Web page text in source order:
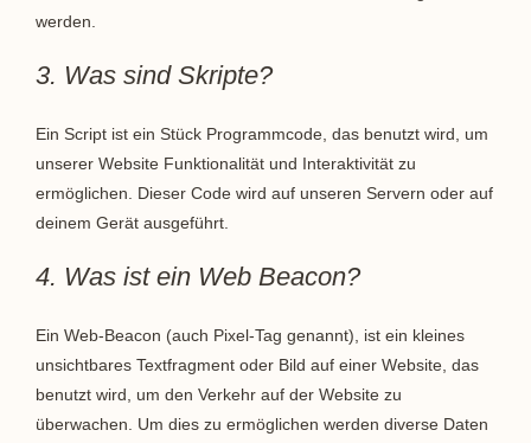
werden.
3. Was sind Skripte?
Ein Script ist ein Stück Programmcode, das benutzt wird, um
unserer Website Funktionalität und Interaktivität zu
ermöglichen. Dieser Code wird auf unseren Servern oder auf
deinem Gerät ausgeführt.
4. Was ist ein Web Beacon?
Ein Web-Beacon (auch Pixel-Tag genannt), ist ein kleines
unsichtbares Textfragment oder Bild auf einer Website, das
benutzt wird, um den Verkehr auf der Website zu
überwachen. Um dies zu ermöglichen werden diverse Daten